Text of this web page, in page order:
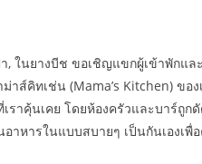
ในยางบีช ขอเชิญแขกผู้เข้าพักแ
าส์คิทเช่น (Mama’s Kitchen) ข
าคุ้นเคย โดยห้องครัวและบาร์ถูก
าหารในแบบสบายๆ เป็นกันเองเ